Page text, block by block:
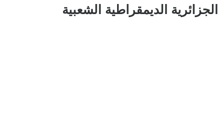
الديمقراطية الشعبية